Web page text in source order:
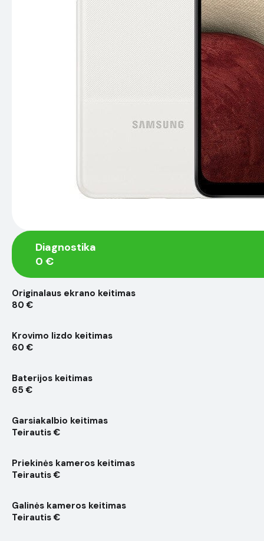
Diagnostika
0 €
Originalaus ekrano keitimas
80 €
Krovimo lizdo keitimas
60 €
Baterijos keitimas
65 €
Garsiakalbio keitimas
Teirautis €
Priekinės kameros keitimas
Teirautis €
Galinės kameros keitimas
Teirautis €